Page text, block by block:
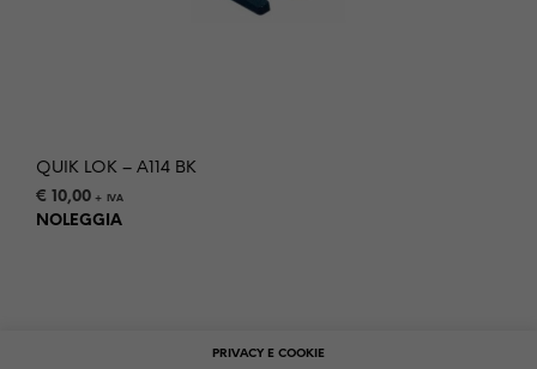
QUIK LOK – A114 BK
€ 10,00 + IVA
NOLEGGIA
PRIVACY E COOKIE